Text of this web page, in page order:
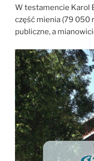
W testamencie Karol
część mienia (79 050
publiczne, a